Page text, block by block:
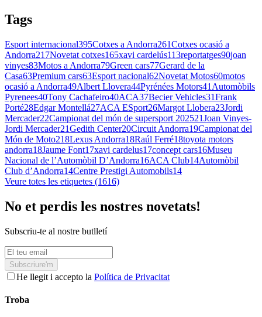
Tags
Esport internacional395Cotxes a Andorra261Cotxes ocasió a
Andorra217Novetat cotxes165xavi cardelús113reportatges90joan
vinyes83Motos a Andorra79Green cars77Gerard de la
Casa63Premium cars63Esport nacional62Novetat Motos60motos
ocasió a Andorra49Albert Llovera44Pyrénées Motors41 Automòbils
Pyrenees40Tony Cachafeiro40ACA37Becier Vehicles31Frank
Porté28Edgar Montellá27ACA ESport26Margot Llobera23Jordi
Mercader22Campionat del món de supersport 202521Joan Vinyes-
Jordi Mercader21Gedith Center20Circuit Andorra19Campionat del
Món de Moto218Lexus Andorra18Raúl Ferré18toyota motors
andorra18Jaume Font17xavi cardelus17concept cars16Museu
Nacional de l’Automòbil D’Andorra16ACA Club14Automòbil
Club d’Andorra14Centre Prestigi Automobils14
Veure totes les etiquetes (1616)
No et perdis les nostres novetats!
Subscriu-te al nostre butlletí
Subscriure'm
He llegit i accepto la Política de Privacitat
Troba